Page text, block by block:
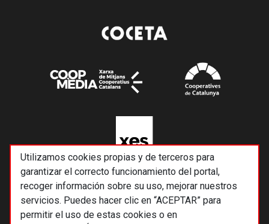
Utilizamos cookies propias y de terceros para
garantizar el correcto funcionamiento del portal,
recoger información sobre su uso, mejorar nuestros
servicios. Puedes hacer clic en “ACEPTAR” para
permitir el uso de estas cookies o en